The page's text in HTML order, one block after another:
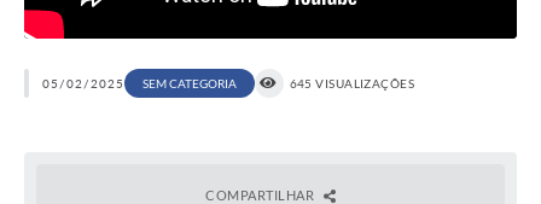
05/02/2025 SEM CATEGORIA 645 VISUALIZAÇÕES
COMPARTILHAR